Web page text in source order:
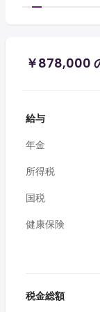
￥878,000
給与
年金
所得税
国税
健康保険
税金総額